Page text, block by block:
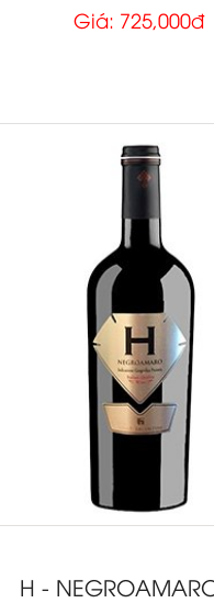
Giá: 725,000đ
H -